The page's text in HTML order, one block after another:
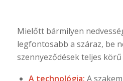
Mielőtt bármilyen
legfontosabb a száraz, be
szennyeződések teljes
A technológia: A